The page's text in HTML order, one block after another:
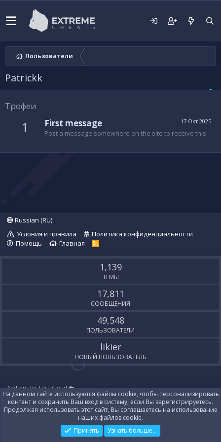
Пользователи
Patrickk
Трофеи
1 17 Окт 2025
First message
Post a message somewhere on the site to receive this.
Russian (RU)
Условия и правила
Политика конфиденциальности
Помощь
Главная
R
S
1,139
ТЕМЫ
17,811
СООБЩЕНИЯ
49,548
ПОЛЬЗОВАТЕЛИ
likier
НОВЫЙ ПОЛЬЗОВАТЕЛЬ
Add-ons by TeslaCloud ☁️
Локализация отXenForo.Info
Контакты
На данном сайте используются файлы cookie, чтобы персонализировать
контент и сохранить Ваш вход в систему, если Вы зарегистрируетесь.
Продолжая использовать этот сайт, Вы соглашаетесь на использование
наших файлов cookie.
Принять
Узнать больше...